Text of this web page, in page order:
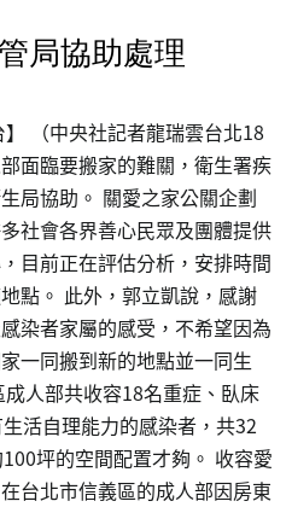
局協助處理
（中央社記者龍瑞雲台北18
面臨要搬家的難關，衛生署疾
局協助。 關愛之家公關企劃
社會各界善心民眾及團體提供
目前正在評估分析，安排時間
點。 此外，郭立凱說，感謝
染者家屬的感受，不希望因為
一同搬到新的地點並一同生
人部共收容18名重症、臥床
活自理能力的感染者，共32
坪的空間配置才夠。 收容愛
台北市信義區的成人部因房東